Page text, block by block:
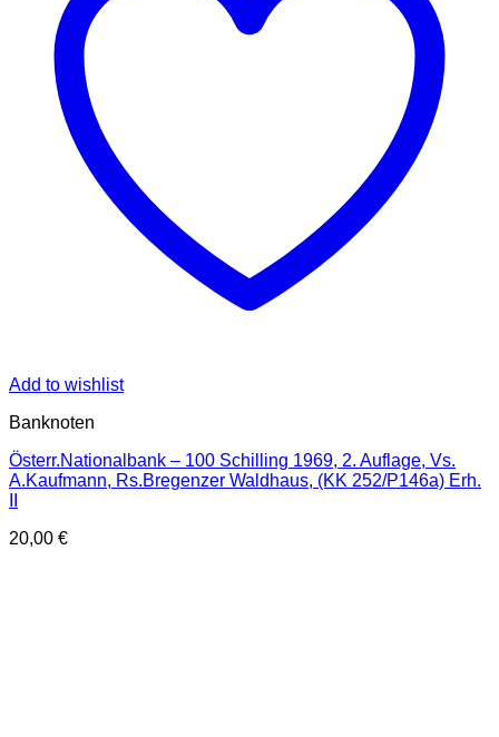
Add to wishlist
Banknoten
Österr.Nationalbank – 100 Schilling 1969, 2. Auflage, Vs.
A.Kaufmann, Rs.Bregenzer Waldhaus, (KK 252/P146a) Erh.
20,00 €